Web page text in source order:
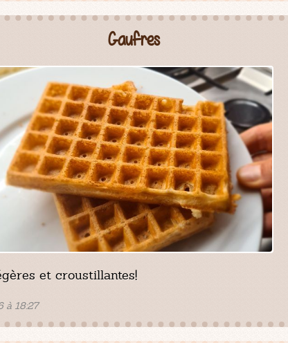
Gaufres
et croustillantes!
à 18:27